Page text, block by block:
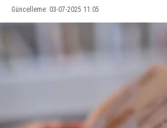
Güncelleme: 03-07-2025 11:05